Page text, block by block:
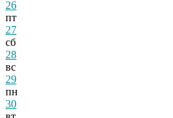
26
пт
27
сб
28
вс
29
пн
30